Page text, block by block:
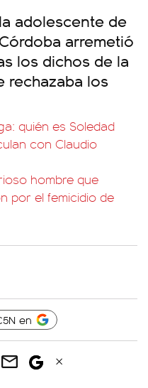
adolescente de
arremetió
los dichos de la
rechazaba los
quién es Soledad
con Claudio
hombre que
por el femicidio de
en